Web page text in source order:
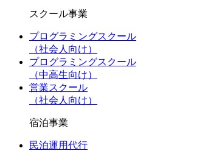
スクール事業
プログラミングスクール
（社会人向け）
プログラミングスクール
（中高生向け）
営業スクール
（社会人向け）
宿泊事業
民泊運用代行